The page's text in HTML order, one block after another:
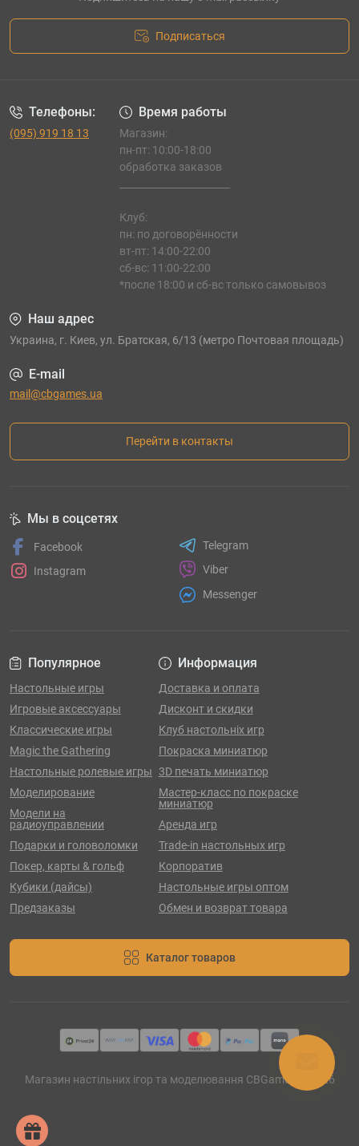
Подписаться
Телефоны:
(095) 919 18 13
Время работы
Магазин:
пн-пт: 10:00-18:00
обработка заказов
Клуб:
пн: по договорённости
вт-пт: 14:00-22:00
сб-вс: 11:00-22:00
*после 18:00 и сб-вс только самовывоз
Наш адрес
Украина, г. Киев, ул. Братская, 6/13 (метро Почтовая площадь)
E-mail
mail@cbgames.ua
Перейти в контакты
Популярное
Настольные игры
Игровые аксессуары
Классические игры
Magic the Gathering
Настольные ролевые игры
Моделирование
Модели на
радиоуправлении
Подарки и головоломки
Покер, карты & гольф
Кубики (дайсы)
Предзаказы
Информация
Доставка и оплата
Дисконт и скидки
Клуб настольніх игр
Покраска миниатюр
3D печать миниатюр
Мастер-класс по покраске
миниатюр
Аренда игр
Trade-in настольных игр
Корпоратив
Настольные игры оптом
Обмен и возврат товара
Каталог товаров
Мы в соцсетях
Facebook
Instagram
Telegram
Viber
Messenger
Магазин настільних ігор та моделювання CBGames © 2026